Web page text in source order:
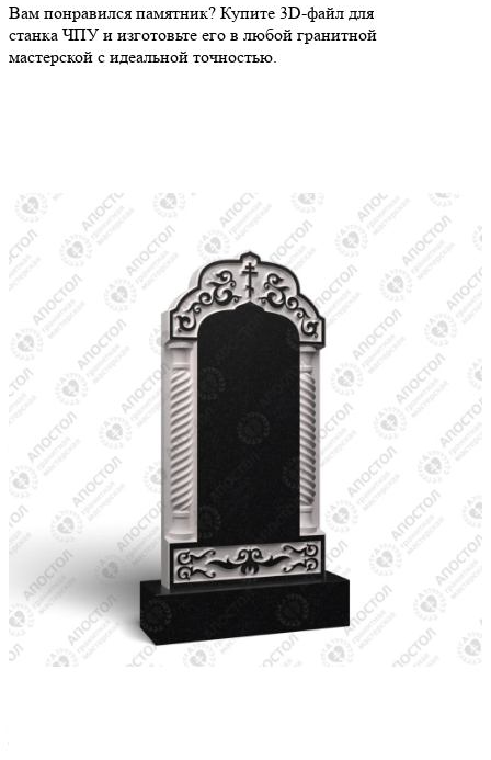
Вам понравился памятник? Купите 3D-файл для
станка ЧПУ и изготовьте его в любой гранитной
мастерской с идеальной точностью.
Оплата
Доставка
Эта модель вертикального памятника разработана в
православной традиции с авторским подходом. В оформлении
использованы духовные символы, которые можно дополнить
именем, фото или личными надписями.
Модель представлена в формате STL, совместима с любым
ЧПУ-оборудованием и имеет высокую степень детализации.
Легко внедряется в работу мастерских, вне зависимости от
региона и технической оснащённости.
После покупки вы получите готовый файл и сможете заказать
производство памятника по месту жительства — быстро,
качественно и по доступной цене. Это ваш способ создать
личный мемориал.
Вы не нашли подходящий вариант? Мы поможем
подобрать или разработать проект, который станет
отражением вашей памяти и уважения. Просто
свяжитесь с нами — мы всегда рядом.